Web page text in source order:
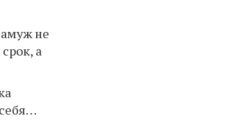
не
а